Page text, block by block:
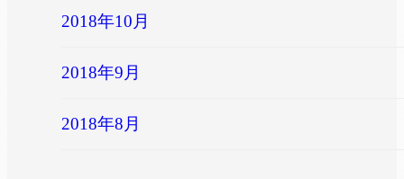
2018年10月
2018年9月
2018年8月